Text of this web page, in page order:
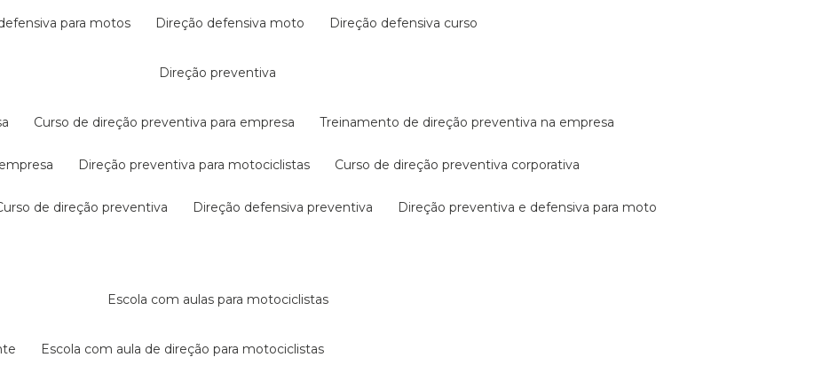
defensiva para motos direção defensiva moto direção defensiva curso
direção preventiva
curso de direção preventiva para empresa treinamento de direção preventiva na empresa
direção preventiva para motociclistas curso de direção preventiva corporativa
curso de direção preventiva direção defensiva preventiva direção preventiva e defensiva para moto
escola com aulas para motociclistas
escola com aula de direção para motociclistas